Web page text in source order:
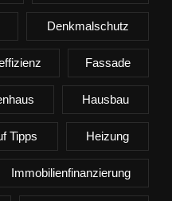
Denkmalschutz
Fassade
Hausbau
Tipps Heizung
Immobilienfinanzierung